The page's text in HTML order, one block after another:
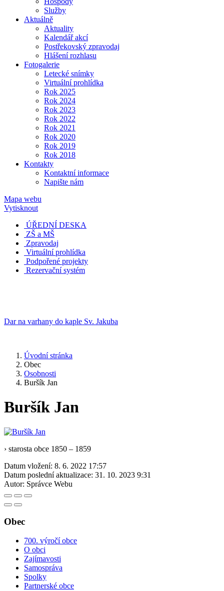
Služby
Aktuálně
Aktuality
Kalendář akcí
Postřekovský zpravodaj
Hlášení rozhlasu
Fotogalerie
Letecké snímky
Virtuální prohlídka
Rok 2025
Rok 2024
Rok 2023
Rok 2022
Rok 2021
Rok 2020
Rok 2019
Rok 2018
Kontakty
Kontaktní informace
Napište nám
Mapa webu
Vytisknout
ÚŘEDNÍ DESKA
ZŠ a MŠ
Zpravodaj
Virtuální prohlídka
Podpořené projekty
Rezervační systém
Dar na varhany do kaple Sv. Jakuba
Úvodní stránka
Obec
Osobnosti
Buršík Jan
Buršík Jan
› starosta obce 1850 – 1859
Datum vložení: 8. 6. 2022 17:57
Datum poslední aktualizace: 31. 10. 2023 9:31
Autor: Správce Webu
Obec
700. výročí obce
O obci
Zajímavosti
Samospráva
Spolky
Partnerské obce